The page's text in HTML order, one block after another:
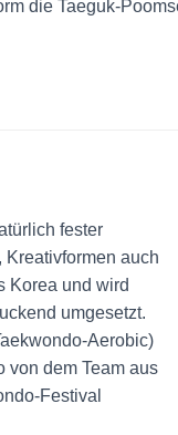
die Taeguk-
fester
Kreativformen auch
Korea und wird
umgesetzt.
Aerobic)
von dem Team aus
Festival